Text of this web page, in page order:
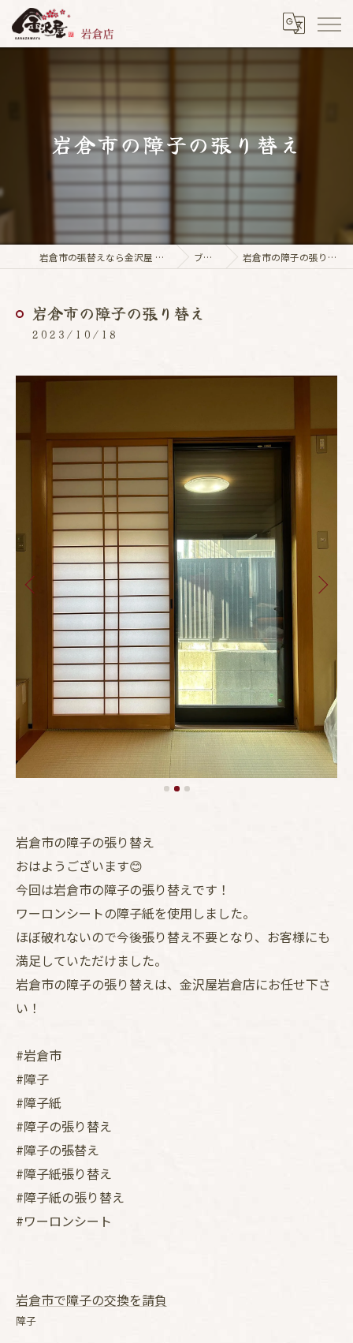
岩倉市の障子の張り替え
岩倉市の張替えなら金沢屋 岩倉店 ブログ 岩倉市の障子の張り替え
岩倉市の障子の張り替え
2023/10/18
岩倉市の障子の張り替え
おはようございます😊
今回は岩倉市の障子の張り替えです！
ワーロンシートの障子紙を使用しました。
ほぼ破れないので今後張り替え不要となり、お客様にも
満足していただけました。
岩倉市の障子の張り替えは、金沢屋岩倉店にお任せ下さ
い！
#岩倉市
#障子
#障子紙
#障子の張り替え
#障子の張替え
#障子紙張り替え
#障子紙の張り替え
#ワーロンシート
岩倉市で障子の交換を請負
障子